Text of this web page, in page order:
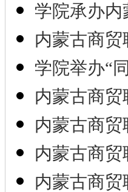
学院承办
内蒙古商
学院举办“
内蒙古商
内蒙古商
内蒙古商
内蒙古商